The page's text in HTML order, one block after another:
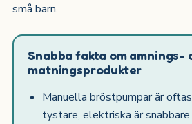
små barn.
Snabba fakta om amnings-
matningsprodukter
Manuella bröstpumpar är
tystare, elektriska är